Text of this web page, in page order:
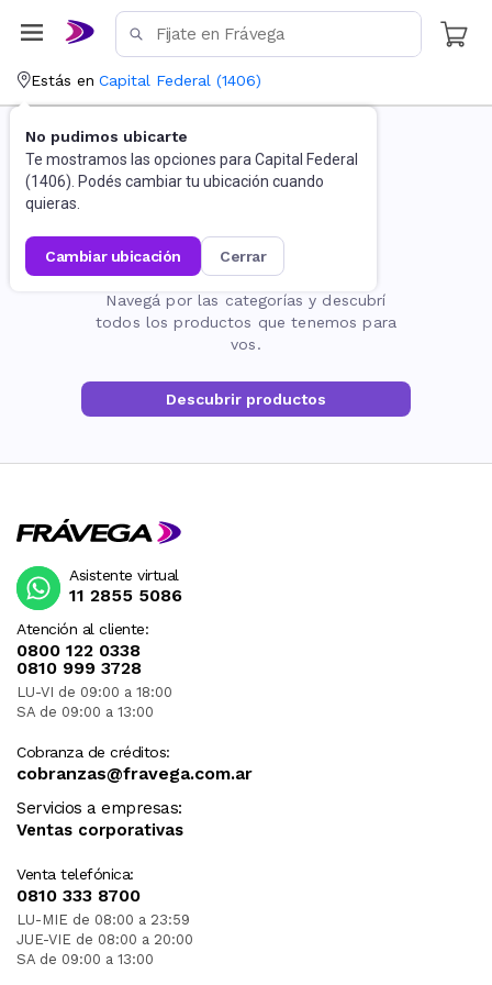
Estás en Capital Federal (1406)
No pudimos ubicarte
Te mostramos las opciones para Capital Federal
(1406). Podés cambiar tu ubicación cuando
quieras.
cambiar ubicación cerrar
La página no existe
Navegá por las categorías y descubrí
todos los productos que tenemos para
vos.
Descubrir productos
Atención al cliente:
0800 122 0338
0810 999 3728
LU-VI de 09:00 a 18:00
SA de 09:00 a 13:00
Cobranza de créditos:
cobranzas@fravega.com.ar
Servicios a empresas:
Ventas corporativas
Venta telefónica:
0810 333 8700
LU-MIE de 08:00 a 23:59
JUE-VIE de 08:00 a 20:00
SA de 09:00 a 13:00
Asistente virtual
11 2855 5086